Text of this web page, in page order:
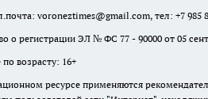
voroneztimes@gmail.com, тел: +7 985
о регистрации ЭЛ № ФС 77 - 90000 от 05
возрасту: 16+
ресурсе применяются